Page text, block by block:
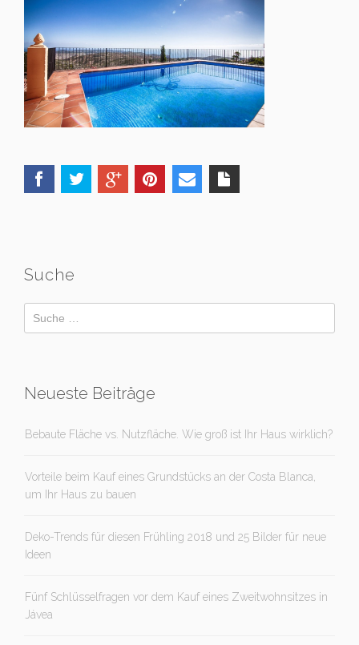
Suche
Neueste Beiträge
Bebaute Fläche vs. Nutzfläche. Wie groß ist Ihr Haus wirklich?
Vorteile beim Kauf eines Grundstücks an der Costa Blanca,
um Ihr Haus zu bauen
Deko-Trends für diesen Frühling 2018 und 25 Bilder für neue
Ideen
Fünf Schlüsselfragen vor dem Kauf eines Zweitwohnsitzes in
Jávea